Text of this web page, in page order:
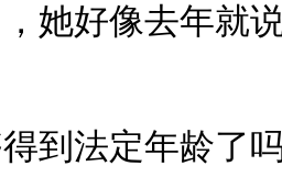
她好像去年就
到法定年龄了